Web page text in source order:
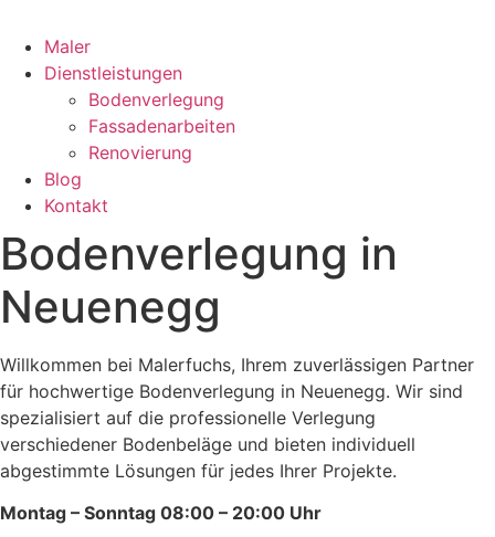
Maler
Dienstleistungen
Bodenverlegung
Fassadenarbeiten
Renovierung
Blog
Kontakt
Bodenverlegung in
Neuenegg
Willkommen bei Malerfuchs, Ihrem zuverlässigen Partner
für hochwertige Bodenverlegung in Neuenegg. Wir sind
spezialisiert auf die professionelle Verlegung
verschiedener Bodenbeläge und bieten individuell
abgestimmte Lösungen für jedes Ihrer Projekte.
Montag – Sonntag 08:00 – 20:00 Uhr